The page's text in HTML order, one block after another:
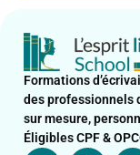
Formations
des professionnels
sur mesure,
Éligibles CPF &